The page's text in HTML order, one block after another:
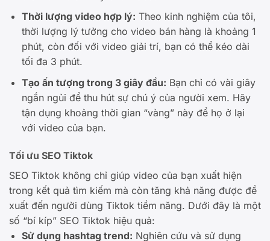
Thời lượng video hợp lý: Theo kinh nghiệm của tôi,
thời lượng lý tưởng cho video bán hàng là khoảng 1
phút, còn đối với video giải trí, bạn có thể kéo dài
tối đa 3 phút.
Tạo ấn tượng trong 3 giây đầu: Bạn chỉ có vài giây
ngắn ngủi để thu hút sự chú ý của người xem. Hãy
tận dụng khoảng thời gian “vàng” này để họ ở lại
với video của bạn.
Tối ưu SEO Tiktok
SEO Tiktok không chỉ giúp video của bạn xuất hiện
trong kết quả tìm kiếm mà còn tăng khả năng được đề
xuất đến người dùng Tiktok tiềm năng. Dưới đây là một
số “bí kíp” SEO Tiktok hiệu quả:
Sử dụng hashtag trend: Nghiên cứu và sử dụng